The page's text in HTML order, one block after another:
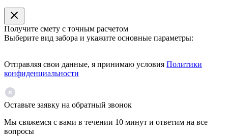
Получите смету с точным расчетом
Выберите вид забора и укажите основные параметры:
Отправляя свои данные, я принимаю условия Политики
конфиденциальности
Оставьте заявку на обратный звонок
Мы свяжемся с вами в течении 10 минут и ответим на все
вопросы